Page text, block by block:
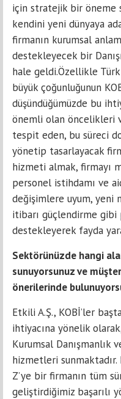
için stratejik bir öneme
kendini yeni dünyaya
firmanın kurumsal
destekleyecek bir
hale geldi.Özellikle Türk
büyük çoğunluğunun
düşündüğümüzde bu
önemli olan öncelikleri
tespit eden, bu süreci
yönetip tasarlayacak
hizmeti almak, firmayı
personel istihdamı ve
değişimlere uyum, yeni
itibarı güçlendirme gibi
destekleyerek fayda
Sektörünüzde hangi
sunuyorsunuz ve
önerilerinde
Etkili A.Ş., KOBİ’ler
ihtiyacına yönelik
Kurumsal Danışmanlık
hizmetleri sunmaktadır.
Z’ye bir firmanın tüm
geliştirdiğimiz başarılı